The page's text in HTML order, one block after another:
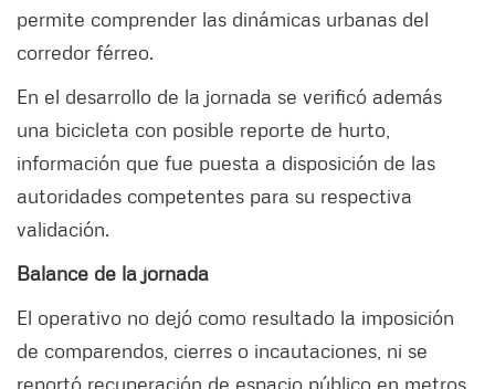
permite comprender las dinámicas urbanas del
corredor férreo.
En el desarrollo de la jornada se verificó además
una bicicleta con posible reporte de hurto,
información que fue puesta a disposición de las
autoridades competentes para su respectiva
validación.
Balance de la jornada
El operativo no dejó como resultado la imposición
de comparendos, cierres o incautaciones, ni se
reportó recuperación de espacio público en metros